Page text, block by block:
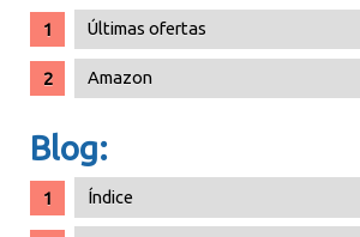
Últimas ofertas
Amazon
Blog:
Índice